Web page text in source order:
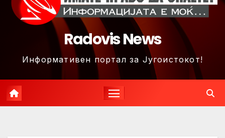
Radovis News
Информативен портал за Југоистокот!